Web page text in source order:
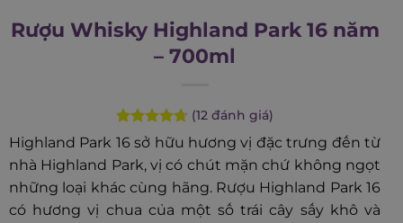
Rượu Whisky Highland Park 16 năm
– 700ml
Rated4.75
out of 5
based on
12
customer
ratings
(12 đánh giá)
Highland Park 16 sở hữu hương vị đặc trưng đến từ
nhà Highland Park, vị có chút mặn chứ không ngọt
những loại khác cùng hãng. Rượu Highland Park 16
có hương vị chua của một số trái cây sấy khô và